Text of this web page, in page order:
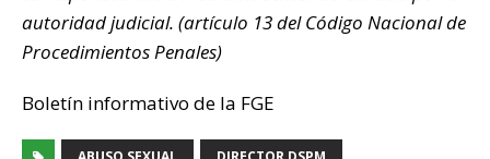
autoridad judicial. (artículo 13 del Código Nacional de
Procedimientos Penales)
Boletín informativo de la FGE